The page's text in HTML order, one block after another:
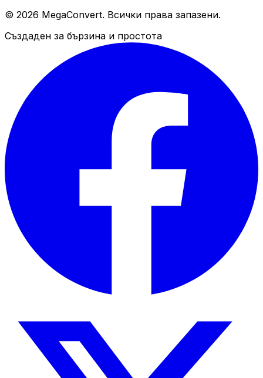
© 2026 MegaConvert. Всички права запазени.
Създаден за бързина и простота